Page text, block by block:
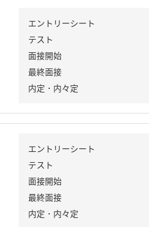
エントリーシート
テスト
面接開始
最終面接
内定・内々定
エントリーシート
テスト
面接開始
最終面接
内定・内々定